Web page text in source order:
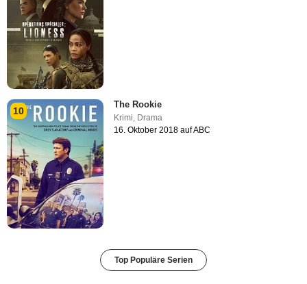
10
The Rookie
Krimi, Drama
16. Oktober 2018 auf ABC
Top Populäre Serien